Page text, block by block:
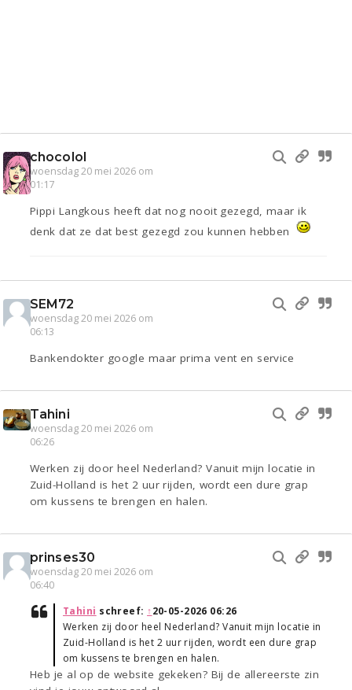
chocolol
woensdag 20 mei 2026 om
01:17
Pippi Langkous heeft dat nog nooit gezegd, maar ik
denk dat ze dat best gezegd zou kunnen hebben
SEM72
woensdag 20 mei 2026 om
06:13
Bankendokter google maar prima vent en service
Tahini
woensdag 20 mei 2026 om
06:26
Werken zij door heel Nederland? Vanuit mijn locatie in
Zuid-Holland is het 2 uur rijden, wordt een dure grap
om kussens te brengen en halen.
prinses30
woensdag 20 mei 2026 om
06:40
Tahini schreef: ↑20-05-2026 06:26
Werken zij door heel Nederland? Vanuit mijn locatie in
Zuid-Holland is het 2 uur rijden, wordt een dure grap
om kussens te brengen en halen.
Heb je al op de website gekeken? Bij de allereerste zin